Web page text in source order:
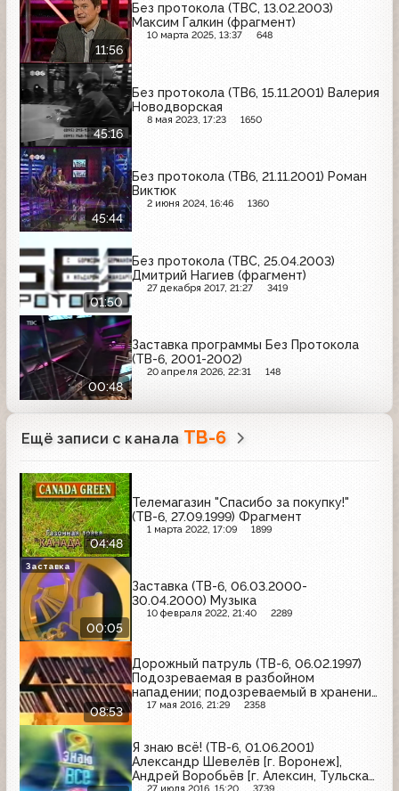
11:56
Без протокола (ТВС, 13.02.2003)
Максим Галкин (фрагмент)
10 марта 2025, 13:37 648
45:16
Без протокола (ТВ6, 15.11.2001) Валерия
Новодворская
8 мая 2023, 17:23 1650
45:44
Без протокола (ТВ6, 21.11.2001) Роман
Виктюк
2 июня 2024, 16:46 1360
01:50
Без протокола (ТВС, 25.04.2003)
Дмитрий Нагиев (фрагмент)
27 декабря 2017, 21:27 3419
00:48
Заставка программы Без Протокола
(ТВ-6, 2001-2002)
20 апреля 2026, 22:31 148
Ещё записи с канала ТВ-6
04:48
Телемагазин "Спасибо за покупку!"
(ТВ-6, 27.09.1999) Фрагмент
1 марта 2022, 17:09 1899
00:05
Заставка (ТВ-6, 06.03.2000-
30.04.2000) Музыка
10 февраля 2022, 21:40 2289
Заставка
08:53
Дорожный патруль (ТВ-6, 06.02.1997)
Подозреваемая в разбойном
нападении; подозреваемый в хранении
наркотиков; убийство на 8-й улице
17 мая 2016, 21:29 2358
Я знаю всё! (ТВ-6, 01.06.2001)
Александр Шевелёв [г. Воронеж],
Андрей Воробьёв [г. Алексин, Тульская